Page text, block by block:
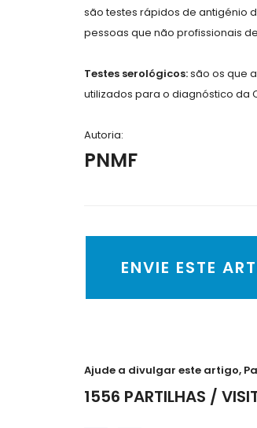
são testes rápidos de antigénio
pessoas que não profissionais
Testes serológicos:são os que
utilizados para o diagnóstico da
Autoria:
PNMF
ENVIE ESTE
Ajude a divulgar este artigo,
1556 PARTILHAS /